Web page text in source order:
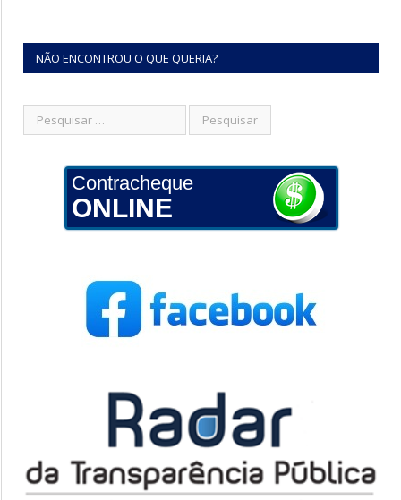
NÃO ENCONTROU O QUE QUERIA?
Contracheque
ONLINE